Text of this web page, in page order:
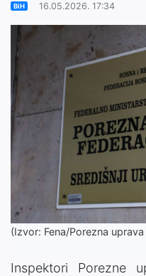
BiH 16.05.2026. 17:34
(Izvor: Fena/Porezna uprava
Inspektori Porezne